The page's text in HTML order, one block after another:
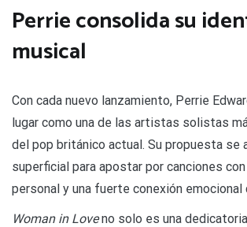
Perrie consolida su
musical
Con cada nuevo lanzamiento, Perrie
lugar como una de las artistas solistas
del pop británico actual. Su propuesta se
superficial para apostar por canciones
personal y una fuerte conexión emocional
Woman in Loveno solo es una